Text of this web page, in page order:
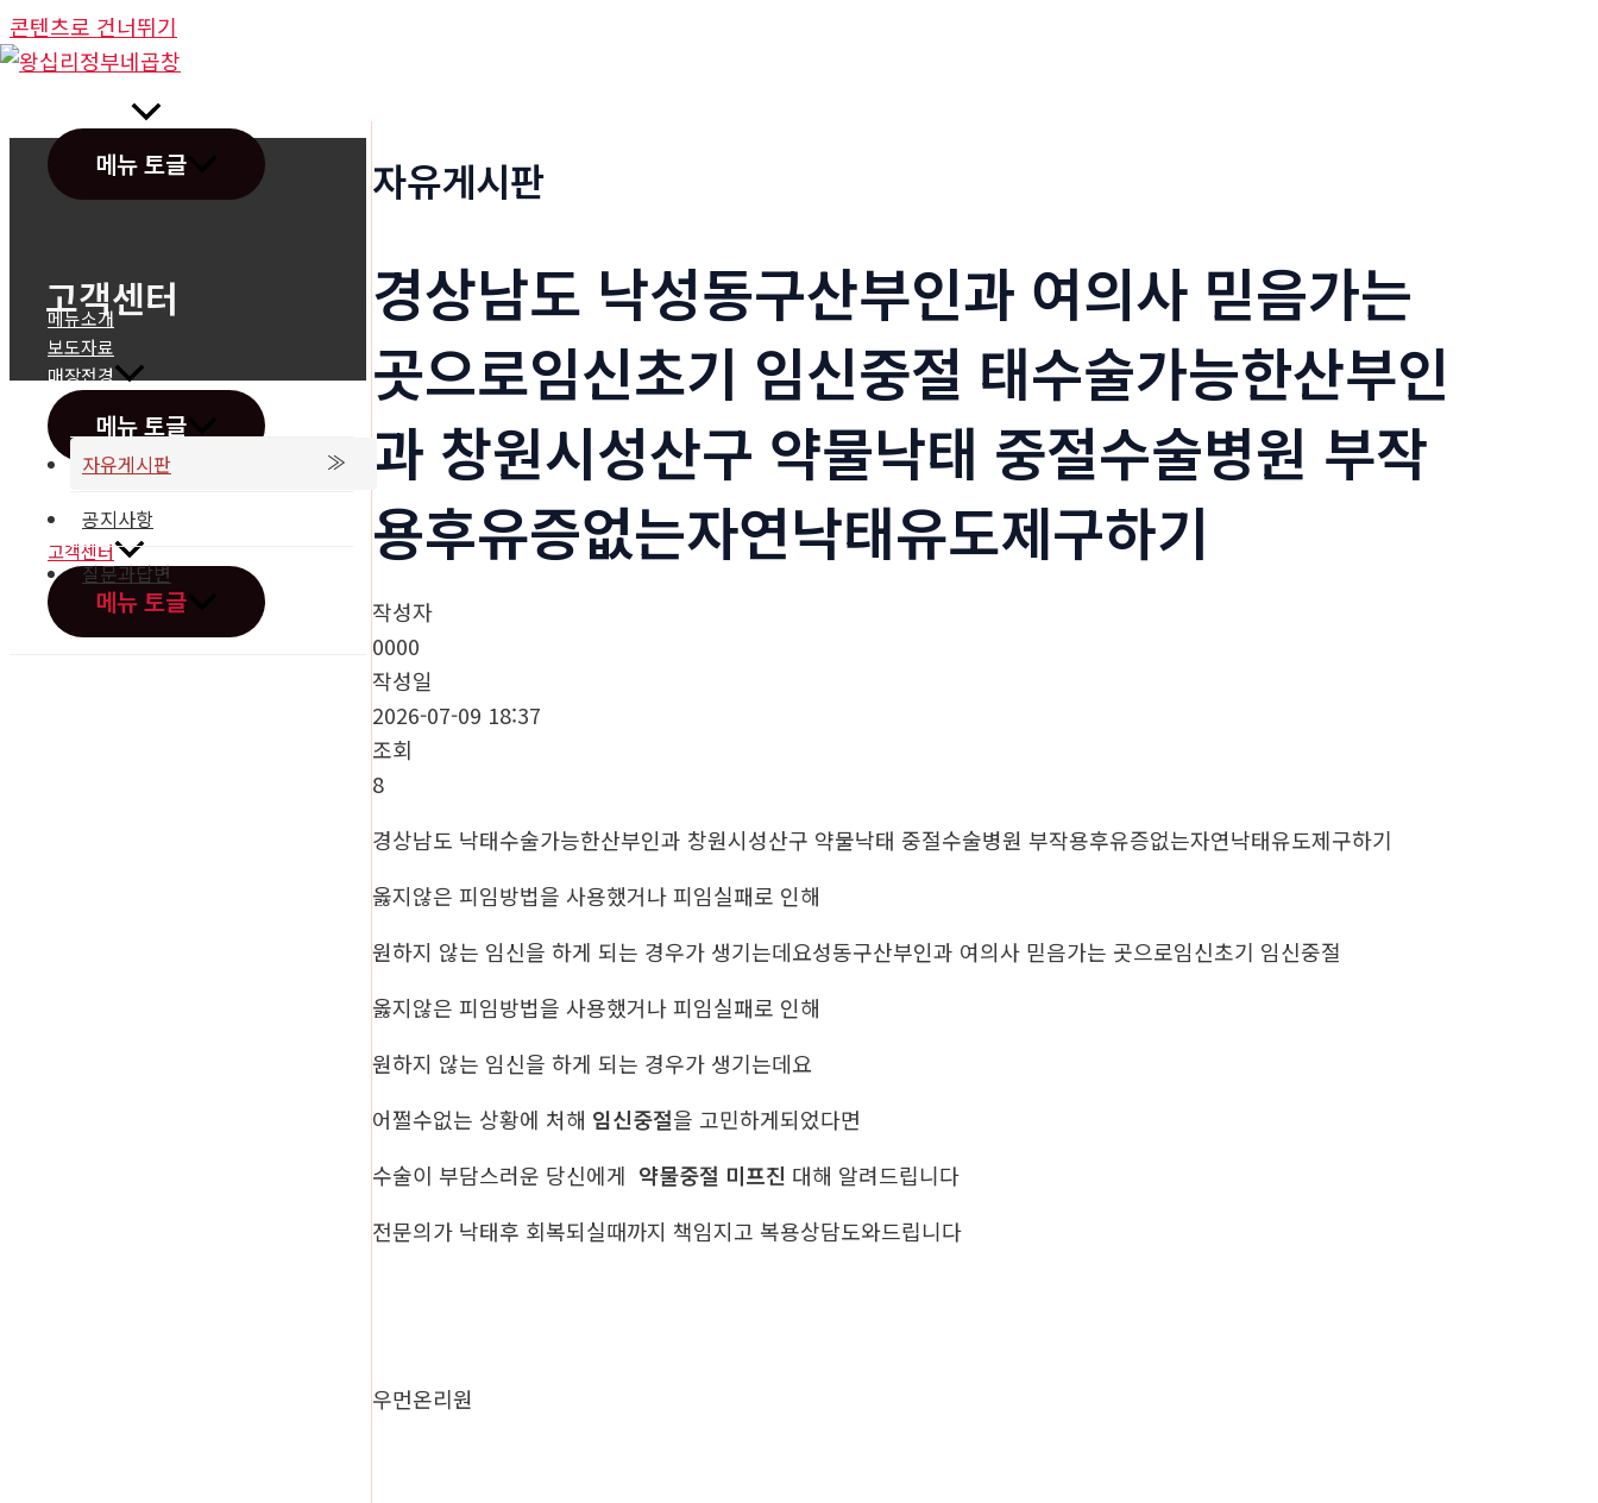
콘텐츠로 건너뛰기
메뉴 토글
메뉴소개
보도자료
매장전경
메뉴 토글
온라인문의
고객센터
메뉴 토글
고객센터
자유게시판
공지사항
질문과답변
자유게시판
경상남도 낙성동구산부인과 여의사 믿음가는
곳으로임신초기 임신중절 태수술가능한산부인
과 창원시성산구 약물낙태 중절수술병원 부작
용후유증없는자연낙태유도제구하기
작성자
0000
작성일
2026-07-09 18:37
조회
8
경상남도 낙태수술가능한산부인과 창원시성산구 약물낙태 중절수술병원 부작용후유증없는자연낙태유도제구하기
옳지않은 피임방법을 사용했거나 피임실패로 인해
원하지 않는 임신을 하게 되는 경우가 생기는데요성동구산부인과 여의사 믿음가는 곳으로임신초기 임신중절
옳지않은 피임방법을 사용했거나 피임실패로 인해
원하지 않는 임신을 하게 되는 경우가 생기는데요
어쩔수없는 상황에 처해 임신중절을 고민하게되었다면
수술이 부담스러운 당신에게 약물중절 미프진 대해 알려드립니다
전문의가 낙태후 회복되실때까지 책임지고 복용상담도와드립니다
우먼온리원